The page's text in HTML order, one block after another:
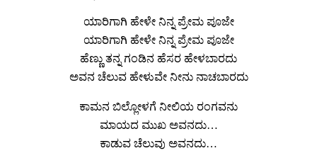
ಯಾರಿಗಾಗಿ ಹೇಳೇ ನಿನ್ನ ಪ್ರೇಮ ಪೂಜೇ
ಯಾರಿಗಾಗಿ ಹೇಳೇ ನಿನ್ನ ಪ್ರೇಮ ಪೂಜೇ
ಹೆಣ್ಣು ತನ್ನ ಗಂಡಿನ ಹೆಸರ ಹೇಳಬಾರದು
ಅವನ ಚೆಲುವ ಹೇಳುವೇ ನೀನು ನಾಚಬಾರದು
ಕಾಮನ ಬಿಲ್ಲೋಳಗೆ ನೀಲಿಯ ರಂಗವನು
ಮಾಯದ ಮುಖ ಅವನದು…
ಕಾಡುವ ಚೆಲುವು ಅವನದು…